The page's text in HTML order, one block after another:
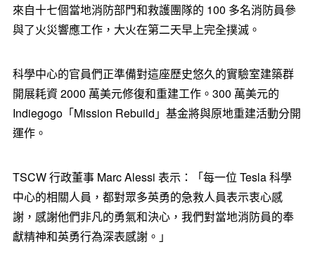
來自十七個當地消防部門和救護團隊的 100 多名消防員參
與了火災響應工作，大火在第二天早上完全撲滅。
科學中心的官員們正準備對這座歷史悠久的實驗室建築群
開展耗資 2000 萬美元修復和重建工作。300 萬美元的
Indiegogo「Mission Rebuild」基金將與原地重建活動分開
運作。
TSCW 行政董事 Marc Alessi 表示：「每一位 Tesla 科學
中心的相關人員，都對眾多英勇的急救人員表示衷心感
謝，感謝他們非凡的勇氣和決心，我們對當地消防員的奉
獻精神和英勇行為深表感謝。」